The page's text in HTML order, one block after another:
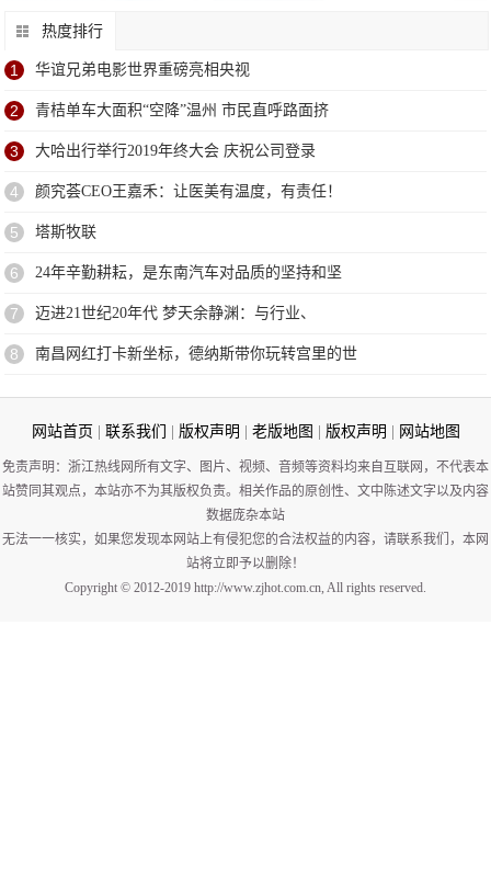
热度排行
1 华谊兄弟电影世界重磅亮相央视
2 青桔单车大面积“空降”温州 市民直呼路面挤
3 大哈出行举行2019年终大会 庆祝公司登录
4 颜究荟CEO王嘉禾：让医美有温度，有责任！
5 塔斯牧联
6 24年辛勤耕耘，是东南汽车对品质的坚持和坚
7 迈进21世纪20年代 梦天余静渊：与行业、
8 南昌网红打卡新坐标，德纳斯带你玩转宫里的世
网站首页 联系我们 版权声明 老版地图 版权声明 网站地图
免责声明：浙江热线网所有文字、图片、视频、音频等资料均来自互联网，不代表本
站赞同其观点，本站亦不为其版权负责。相关作品的原创性、文中陈述文字以及内容
数据庞杂本站
无法一一核实，如果您发现本网站上有侵犯您的合法权益的内容，请联系我们，本网
站将立即予以删除！
Copyright © 2012-2019 http://www.zjhot.com.cn, All rights reserved.